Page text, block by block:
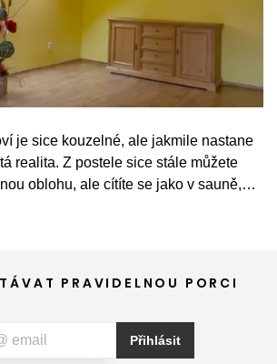
je sice kouzelné, ale jakmile nastane
realita. Z postele sice stále můžete
oblohu, ale cítíte se jako v sauně,
PRAVIDELNOU PORCI
Přihlásit